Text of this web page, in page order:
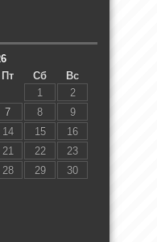
Пт Сб
Вс
1
2
7 8
9
14 15
16
21 22
23
28 29
30